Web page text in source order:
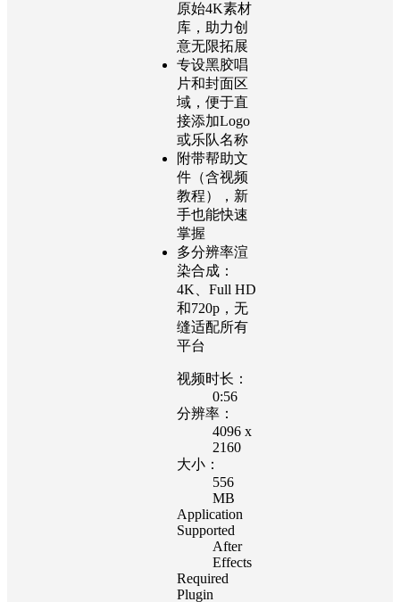
原始4K素材
库，助力创
意无限拓展
专设黑胶唱
片和封面区
域，便于直
接添加Logo
或乐队名称
附带帮助文
件（含视频
教程），新
手也能快速
掌握
多分辨率渲
染合成：
4K、Full HD
和720p，无
缝适配所有
平台
视频时长：
0:56
分辨率：
4096 x
2160
大小：
556
MB
Application
Supported
After
Effects
Required
Plugin